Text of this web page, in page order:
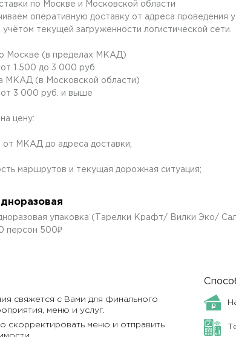
по Москве и Московской области
оперативную доставку от адреса проведения
текущей загруженности логистической сети.
Москве (в пределах МКАД)
1 500 до 3 000 руб.
МКАД (в Московской области)
от 3 000 руб. и выше
цену:
от МКАД до адреса доставки;
маршрутов и текущая дорожная ситуация;
упаковка (Тарелки Крафт/ Вилки Эко/
персон 500₽
свяжется с Вами для финального
меню и услуг.
скорректировать меню и отправить